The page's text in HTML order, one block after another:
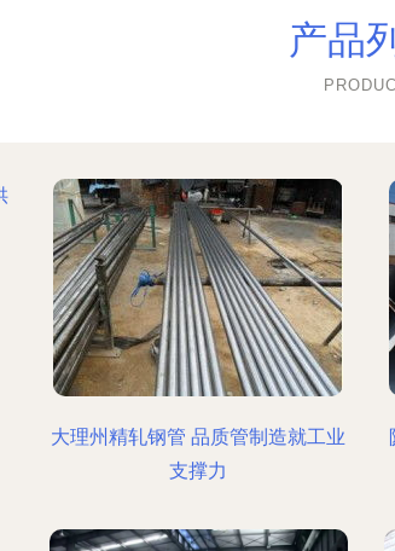
产品
大理州精轧钢管 品质管制造就工业
支撑力